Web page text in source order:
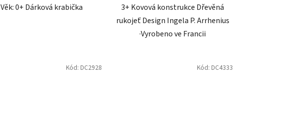
Věk: 0+ Dárková krabička
3+ Kovová konstrukce Dřevěná
rukojeť Design Ingela P. Arrhenius
·Vyrobeno ve Francii
Kód: DC2928 Kód: DC4333